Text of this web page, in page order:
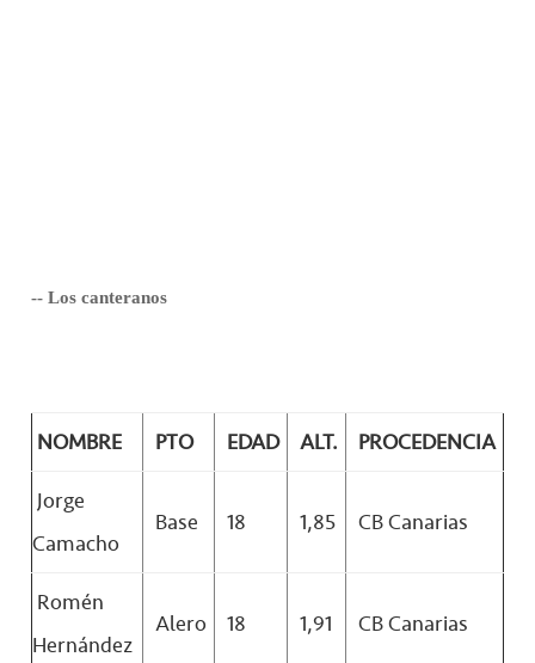
-- Los canteranos
NOMBRE PTO EDAD ALT.
PROCEDENCIA
Jorge
Camacho
Base 18 1,85 CB Canarias
Romén
Hernández
Alero 18 1,91 CB Canarias